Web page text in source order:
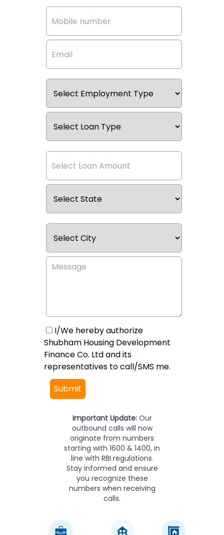
I/We hereby authorize
Shubham Housing Development
Finance Co. Ltd and its
representatives to call/SMS me.
Submit
Important Update:Our
outbound calls will now
originate from numbers
starting with 1600 & 1400, in
line with RBI regulations.
Stay informed and ensure
you recognize these
numbers when receiving
calls.